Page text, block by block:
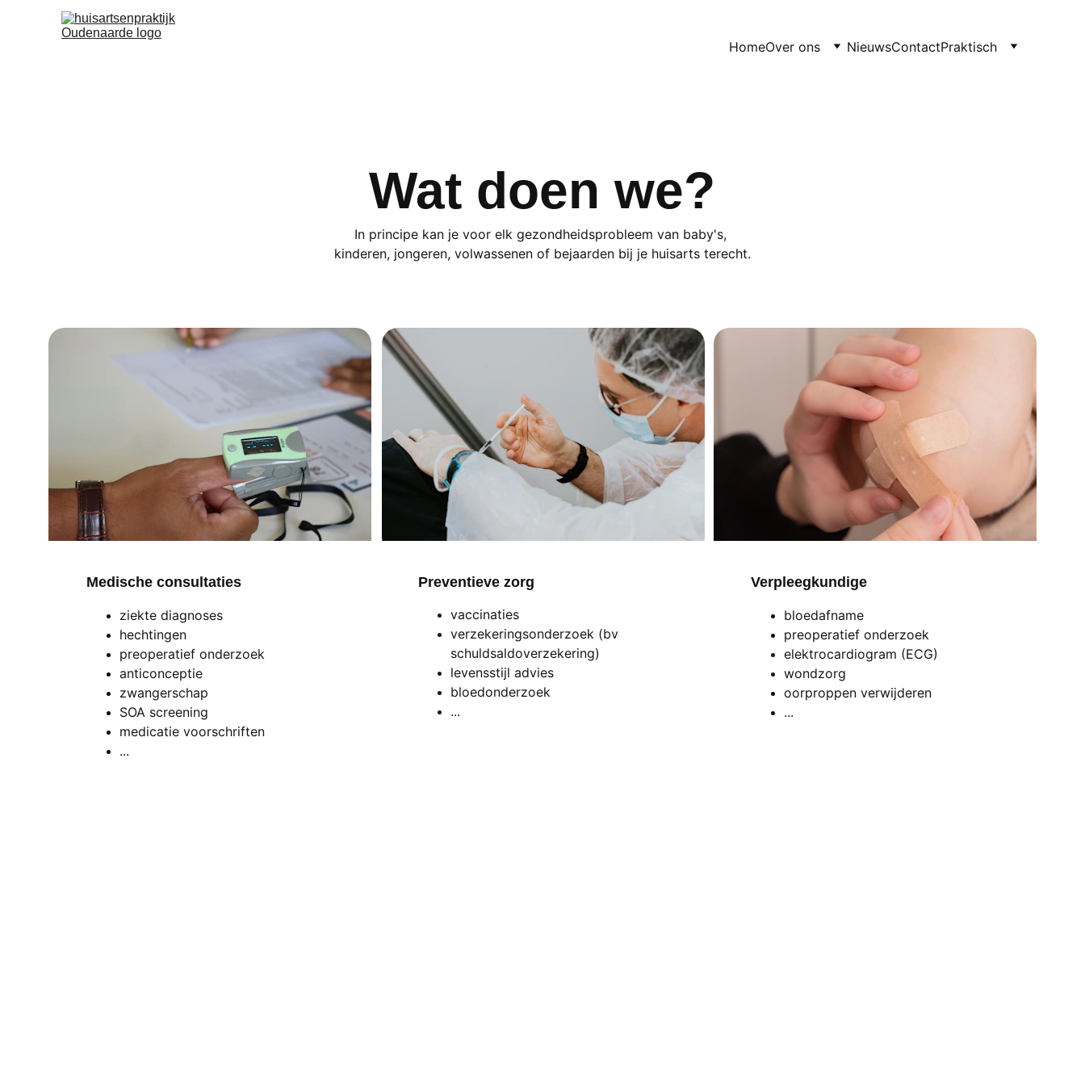
HomeOver ons NieuwsContactPraktisch
Wat doen we?
In principe kan je voor elk gezondheidsprobleem van baby's,
kinderen, jongeren, volwassenen of bejaarden bij je huisarts terecht.
Medische consultaties
ziekte diagnoses
hechtingen
preoperatief onderzoek
anticonceptie
zwangerschap
SOA screening
medicatie voorschriften
...
Preventieve zorg
vaccinaties
verzekeringsonderzoek (bv
schuldsaldoverzekering)
levensstijl advies
bloedonderzoek
...
bloedafname
preoperatief onderzoek
elektrocardiogram (ECG)
wondzorg
oorproppen verwijderen
...
Verpleegkundige